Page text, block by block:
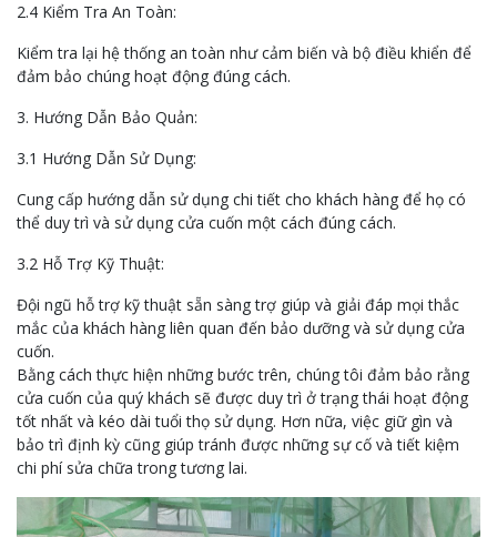
2.4 Kiểm Tra An Toàn:
Kiểm tra lại hệ thống an toàn như cảm biến và bộ điều khiển để
đảm bảo chúng hoạt động đúng cách.
3. Hướng Dẫn Bảo Quản:
3.1 Hướng Dẫn Sử Dụng:
Cung cấp hướng dẫn sử dụng chi tiết cho khách hàng để họ có
thể duy trì và sử dụng cửa cuốn một cách đúng cách.
3.2 Hỗ Trợ Kỹ Thuật:
Đội ngũ hỗ trợ kỹ thuật sẵn sàng trợ giúp và giải đáp mọi thắc
mắc của khách hàng liên quan đến bảo dưỡng và sử dụng cửa
cuốn.
Bằng cách thực hiện những bước trên, chúng tôi đảm bảo rằng
cửa cuốn của quý khách sẽ được duy trì ở trạng thái hoạt động
tốt nhất và kéo dài tuổi thọ sử dụng. Hơn nữa, việc giữ gìn và
bảo trì định kỳ cũng giúp tránh được những sự cố và tiết kiệm
chi phí sửa chữa trong tương lai.